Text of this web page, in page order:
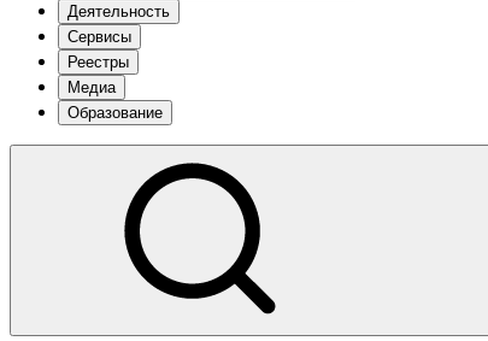
Деятельность
Сервисы
Реестры
Медиа
Образование